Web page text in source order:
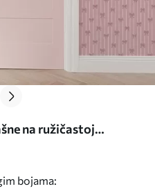
na ružičastoj
bojama: